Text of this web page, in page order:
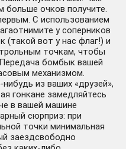
больше очков получите.
С использованием
у соперников
(такой вот у нас флаг!) и
точкам, чтобы
бомбык вашей
механизмом.
из ваших «друзей»,
гонкане замедляйтесь
в вашей машине
сюрприз: при
точки минимальная
заездсвободно